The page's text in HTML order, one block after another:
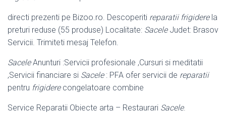
directi prezenti pe Bizoo.ro. Descoperiti reparatii frigiderela
preturi reduse (55 produse) Localitate: SaceleJudet: Brasov
Servicii. Trimiteti mesaj Telefon.
SaceleAnunturi :Servicii profesionale ,Cursuri si meditatii
,Servicii financiare si Sacele: PFA ofer servicii de reparatii
pentru frigiderecongelatoare combine
Service Reparatii Obiecte arta – Restaurari Sacele.